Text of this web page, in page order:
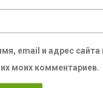
email и адрес сайта
моих комментариев.